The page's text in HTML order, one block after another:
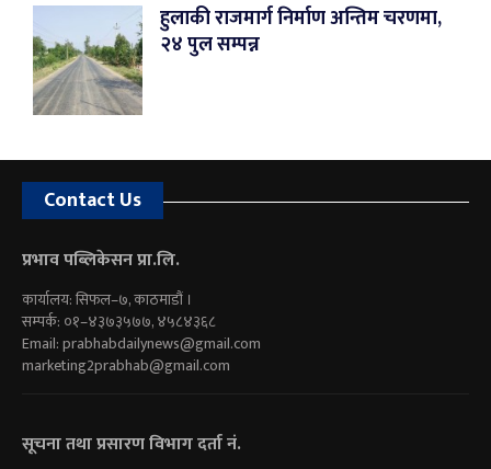
हुलाकी राजमार्ग निर्माण अन्तिम चरणमा,
२४ पुल सम्पन्न
Contact Us
प्रभाव पब्लिकेसन प्रा.लि.
कार्यालय: सिफल–७, काठमाडौं ।
सम्पर्क: ०१–४३७३५७७, ४५८४३६८
Email:prabhabdailynews@gmail.com
marketing2prabhab@gmail.com
सूचना तथा प्रसारण विभाग दर्ता नं.